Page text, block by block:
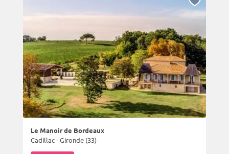
Le Manoir de Bordeaux
Cadillac - Gironde (33)